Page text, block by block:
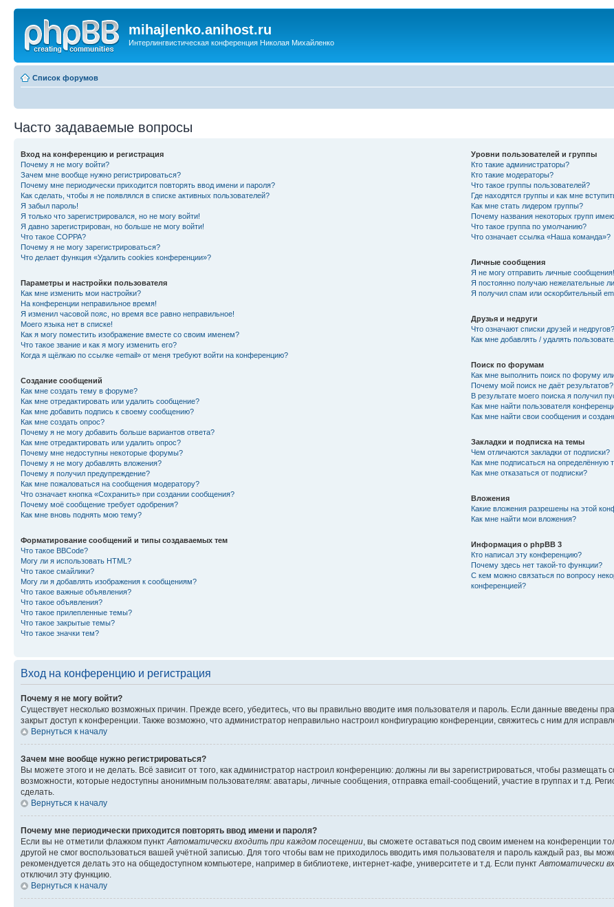
mihajlenko.anihost.ru
Интерлингвистическая конференция Николая Михайленко
Список форумов
Часто задаваемые вопросы
Вход на конференцию и регистрация
Почему я не могу войти?
Зачем мне вообще нужно регистрироваться?
Почему мне периодически приходится повторять ввод имени и пароля?
Как сделать, чтобы я не появлялся в списке активных пользователей?
Я забыл пароль!
Я только что зарегистрировался, но не могу войти!
Я давно зарегистрирован, но больше не могу войти!
Что такое COPPA?
Почему я не могу зарегистрироваться?
Что делает функция «Удалить cookies конференции»?
Параметры и настройки пользователя
Как мне изменить мои настройки?
На конференции неправильное время!
Я изменил часовой пояс, но время все равно неправильное!
Моего языка нет в списке!
Как я могу поместить изображение вместе со своим именем?
Что такое звание и как я могу изменить его?
Когда я щёлкаю по ссылке «email» от меня требуют войти на конференцию?
Создание сообщений
Как мне создать тему в форуме?
Как мне отредактировать или удалить сообщение?
Как мне добавить подпись к своему сообщению?
Как мне создать опрос?
Почему я не могу добавить больше вариантов ответа?
Как мне отредактировать или удалить опрос?
Почему мне недоступны некоторые форумы?
Почему я не могу добавлять вложения?
Почему я получил предупреждение?
Как мне пожаловаться на сообщения модератору?
Что означает кнопка «Сохранить» при создании сообщения?
Почему моё сообщение требует одобрения?
Как мне вновь поднять мою тему?
Форматирование сообщений и типы создаваемых тем
Что такое BBCode?
Могу ли я использовать HTML?
Что такое смайлики?
Могу ли я добавлять изображения к сообщениям?
Что такое важные объявления?
Что такое объявления?
Что такое прилепленные темы?
Что такое закрытые темы?
Что такое значки тем?
Уровни пользователей и группы
Кто такие администраторы?
Кто такие модераторы?
Что такое группы пользователей?
Где находятся группы и как мне
Как мне стать лидером группы?
Почему названия некоторых групп
Что такое группа по умолчанию?
Что означает ссылка «Наша команда»?
Личные сообщения
Я не могу отправить личные сообщения!
Я постоянно получаю нежелательные
Я получил спам или оскорбительный
Друзья и недруги
Что означают списки друзей и недругов?
Как мне добавлять / удалять
Поиск по форумам
Как мне выполнить поиск по форуму
Почему мой поиск не даёт результатов?
В результате моего поиска я получил
Как мне найти пользователя
Как мне найти свои сообщения и
Закладки и подписка на темы
Чем отличаются закладки от подписки?
Как мне подписаться на определённую
Как мне отказаться от подписки?
Вложения
Какие вложения разрешены на этой
Как мне найти мои вложения?
Информация о phpBB 3
Кто написал эту конференцию?
Почему здесь нет такой-то функции?
С кем можно связаться по вопросу
конференцией?
Вход на конференцию и регистрация
Почему я не могу войти?
Существует несколько возможных причин. Прежде всего, убедитесь, что вы правильно вводите имя пользователя и пароль. Если данные введены
закрыт доступ к конференции. Также возможно, что администратор неправильно настроил конфигурацию конференции, свяжитесь с ним для
Вернуться к началу
Зачем мне вообще нужно регистрироваться?
Вы можете этого и не делать. Всё зависит от того, как администратор настроил конференцию: должны ли вы зарегистрироваться, чтобы
возможности, которые недоступны анонимным пользователям: аватары, личные сообщения, отправка email-сообщений, участие в группах и т.д.
сделать.
Вернуться к началу
Почему мне периодически приходится повторять ввод имени и пароля?
Если вы не отметили флажком пункт Автоматически входить при каждом посещении , вы сможете оставаться под своим именем на конференции
другой не смог воспользоваться вашей учётной записью. Для того чтобы вам не приходилось вводить имя пользователя и пароль каждый раз, вы
рекомендуется делать это на общедоступном компьютере, например в библиотеке, интернет-кафе, университете и т.д. Если пункт Автоматически
отключил эту функцию.
Вернуться к началу